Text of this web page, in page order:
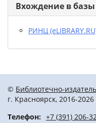
Вхождение в
РИНЦ
© Библиотечно-
г. Красноярск, 2016-2026
Телефон: +7 (391) 206-